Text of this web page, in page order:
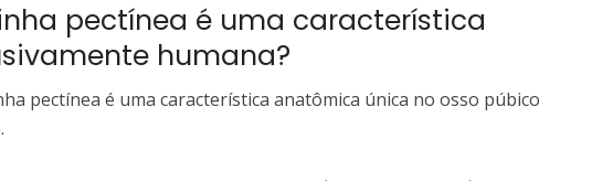
pectínea é uma característica
humana?
pectínea é uma característica anatômica única no osso púbico